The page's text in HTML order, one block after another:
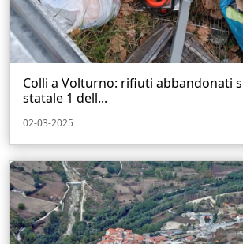
Colli a Volturno: rifiuti abbandonati
statale 1 dell...
02-03-2025